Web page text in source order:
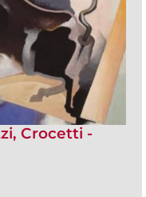
Crocetti -